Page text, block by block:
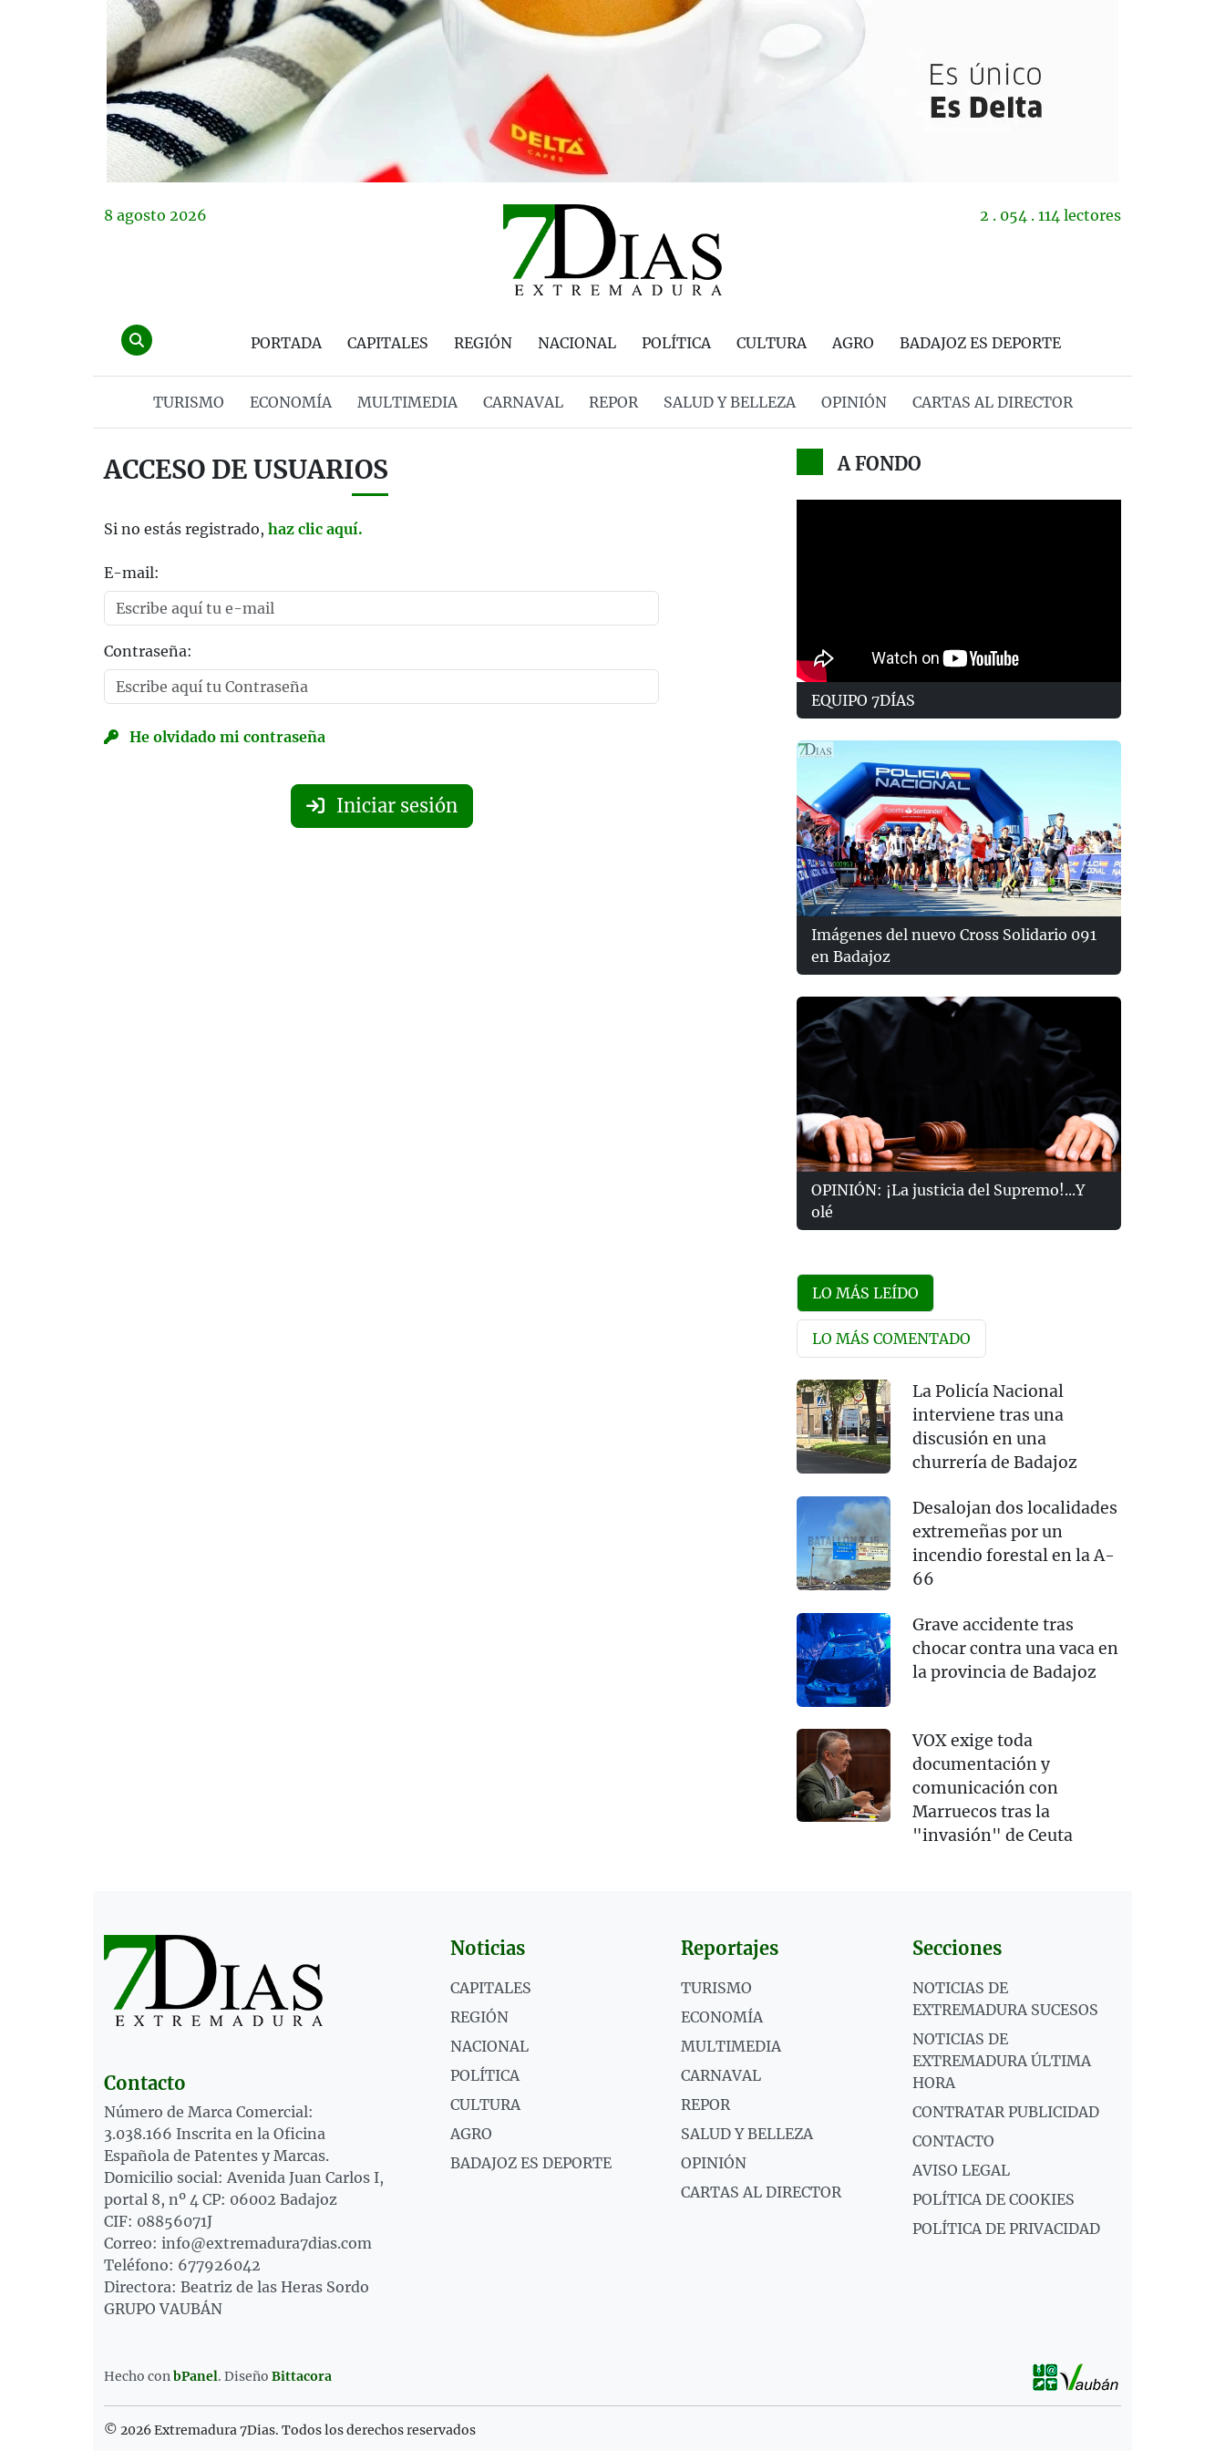
8 agosto 2026 2 . 054 . 114 lectores
PORTADA CAPITALES REGIÓN NACIONAL POLÍTICA CULTURA AGRO BADAJOZ ES DEPORTE
TURISMO ECONOMÍA MULTIMEDIA CARNAVAL REPOR SALUD Y BELLEZA OPINIÓN CARTAS AL DIRECTOR
ACCESO DE USUARIOS
Si no estás registrado, haz clic aquí.
E-mail:
Contraseña:
He olvidado mi contraseña
Iniciar sesión
A FONDO
EQUIPO 7DÍAS
Imágenes del nuevo Cross Solidario 091
en Badajoz
OPINIÓN: ¡La justicia del Supremo!...Y
olé
LO MÁS LEÍDO
LO MÁS COMENTADO
La Policía Nacional
interviene tras una
discusión en una
churrería de Badajoz
Desalojan dos localidades
extremeñas por un
incendio forestal en la A-
66
Grave accidente tras
chocar contra una vaca en
la provincia de Badajoz
VOX exige toda
documentación y
comunicación con
Marruecos tras la
"invasión" de Ceuta
Contacto
Número de Marca Comercial:
3.038.166 Inscrita en la Oficina
Española de Patentes y Marcas.
Domicilio social: Avenida Juan Carlos I,
portal 8, nº 4 CP: 06002 Badajoz
CIF: 08856071J
Correo: info@extremadura7dias.com
Teléfono: 677926042
Directora: Beatriz de las Heras Sordo
GRUPO VAUBÁN
Noticias
CAPITALES
REGIÓN
NACIONAL
POLÍTICA
CULTURA
AGRO
BADAJOZ ES DEPORTE
Reportajes
TURISMO
ECONOMÍA
MULTIMEDIA
CARNAVAL
REPOR
SALUD Y BELLEZA
OPINIÓN
CARTAS AL DIRECTOR
Secciones
NOTICIAS DE
EXTREMADURA SUCESOS
NOTICIAS DE
EXTREMADURA ÚLTIMA
HORA
CONTRATAR PUBLICIDAD
CONTACTO
AVISO LEGAL
POLÍTICA DE COOKIES
POLÍTICA DE PRIVACIDAD
Hecho conbPanel. Diseño Bittacora
© 2026 Extremadura 7Dias. Todos los derechos reservados